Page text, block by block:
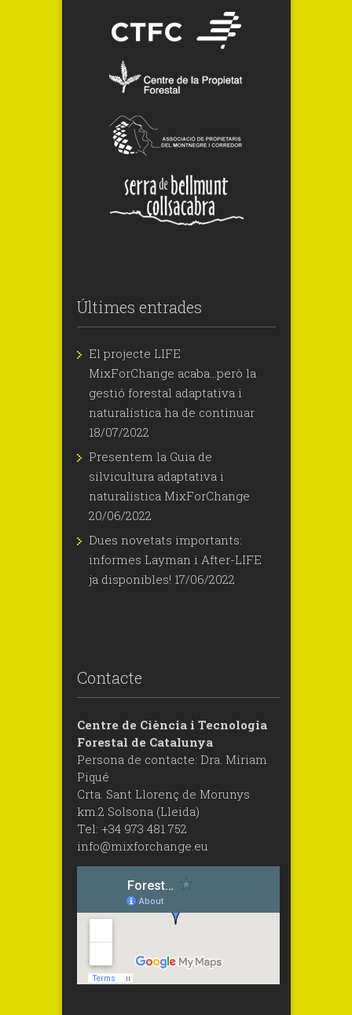
Últimes entrades
El projecte LIFE
MixForChange acaba…però la
gestió forestal adaptativa i
naturalística ha de continuar
18/07/2022
Presentem la Guia de
silvicultura adaptativa i
naturalística MixForChange
20/06/2022
Dues novetats importants:
informes Layman i After-LIFE
ja disponibles! 17/06/2022
Contacte
Centre de Ciència i Tecnologia
Forestal de Catalunya
Persona de contacte: Dra. Míriam
Piqué
Crta. Sant Llorenç de Morunys
km.2 Solsona (Lleida)
Tel: +34 973 481 752
info@mixforchange.eu